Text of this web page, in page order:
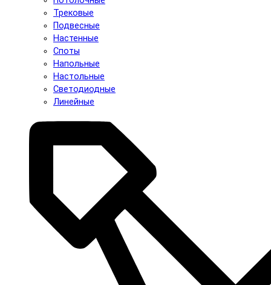
Трековые
Подвесные
Настенные
Споты
Напольные
Настольные
Светодиодные
Линейные